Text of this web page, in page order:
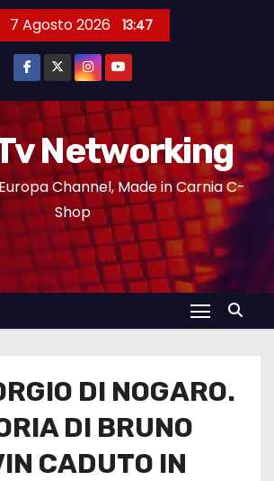
7 Agosto 2026 13:47
Networking
Channel, Made in Carnia C-
Shop
DI NOGARO.
DI BRUNO
CADUTO IN